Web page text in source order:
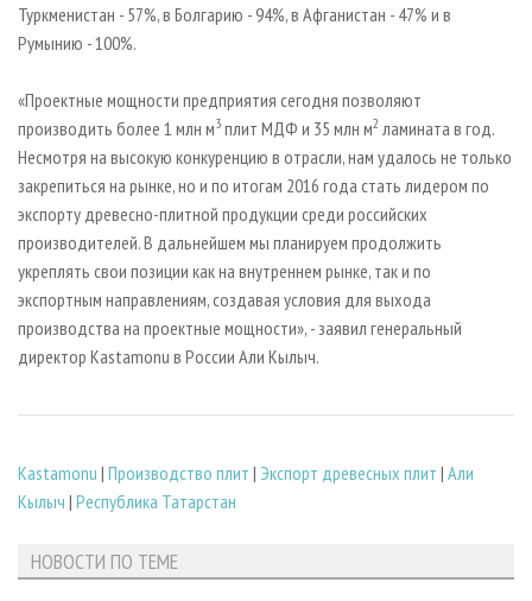
ИНСТРУМЕНТ И МАТЕРИАЛЫ
БИБЛИОТЕКА СПЕЦИАЛИСТА
Туркменистан - 57%, в Болгарию - 94%, в Афганистан - 47% и в
Румынию - 100%.
«Проектные мощности предприятия сегодня позволяют
производить более 1 млн м3 плит МДФ и 35 млн м2 ламината в год.
Несмотря на высокую конкуренцию в отрасли, нам удалось не только
закрепиться на рынке, но и по итогам 2016 года стать лидером по
экспорту древесно-плитной продукции среди российских
производителей. В дальнейшем мы планируем продолжить
укреплять свои позиции как на внутреннем рынке, так и по
экспортным направлениям, создавая условия для выхода
производства на проектные мощности», - заявил генеральный
директор Kastamonu в России Али Кылыч.
Kastamonu | Производство плит | Экспорт древесных плит | Али
Кылыч | Республика Татарстан
НОВОСТИ ПО ТЕМЕ